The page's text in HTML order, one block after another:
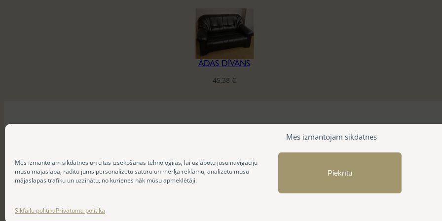
Mēs izmantojam sīkdatnes
Mēs izmantojam sīkdatnes un citas izsekošanas tehnoloģijas, lai uzlabotu jūsu navigāciju
mūsu mājaslapā, rādītu jums personalizētu saturu un mērķa reklāmu, analizētu mūsu
mājaslapas trafiku un uzzinātu, no kurienes nāk mūsu apmeklētāji.
Piekrītu
Sīkfailu politikaPrivātuma politika
ĀDAS DĪVĀNS
45,38€